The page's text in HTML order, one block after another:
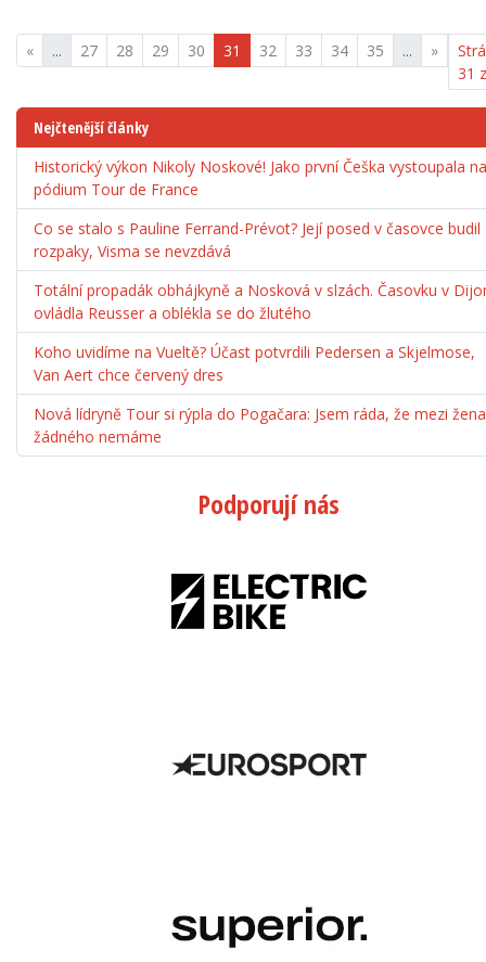
« ... 27 28 29 30 31 32 33 34 35 ... »
31
Nejčtenější články
Historický výkon Nikoly Noskové! Jako první Češka vystoupala na
pódium Tour de France
Co se stalo s Pauline Ferrand-Prévot? Její posed v časovce budil
rozpaky, Visma se nevzdává
Totální propadák obhájkyně a Nosková v slzách. Časovku v
ovládla Reusser a oblékla se do žlutého
Koho uvidíme na Vueltě? Účast potvrdili Pedersen a Skjelmose,
Van Aert chce červený dres
Nová lídryně Tour si rýpla do Pogačara: Jsem ráda, že mezi
žádného nemáme
Podporují nás